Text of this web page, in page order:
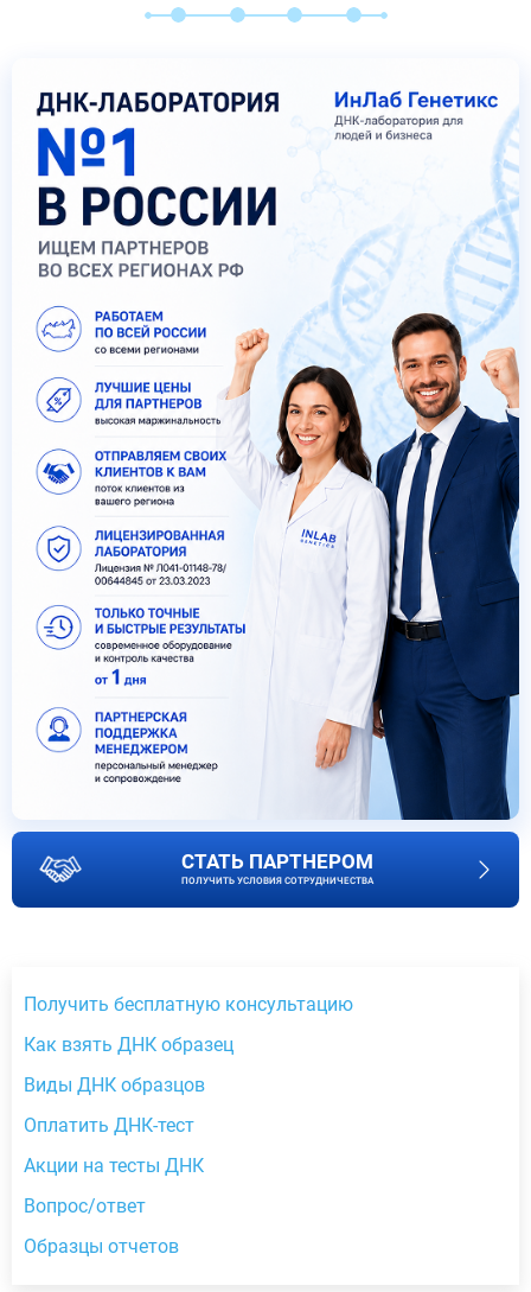
СТАТЬ ПАРТНЕРОМ
ПОЛУЧИТЬ УСЛОВИЯ СОТРУДНИЧЕСТВА
Получить бесплатную консультацию
Как взять ДНК образец
Виды ДНК образцов
Оплатить ДНК-тест
Акции на тесты ДНК
Вопрос/ответ
Образцы отчетов